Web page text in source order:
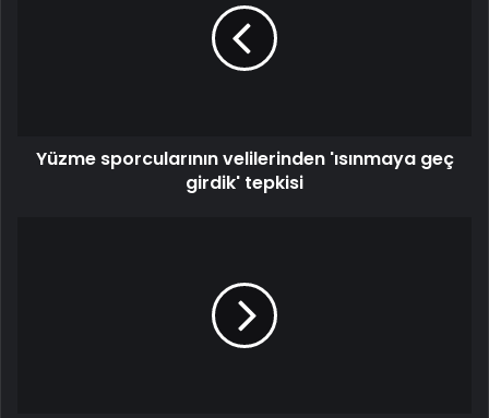
Yüzme sporcularının velilerinden 'ısınmaya geç
girdik' tepkisi